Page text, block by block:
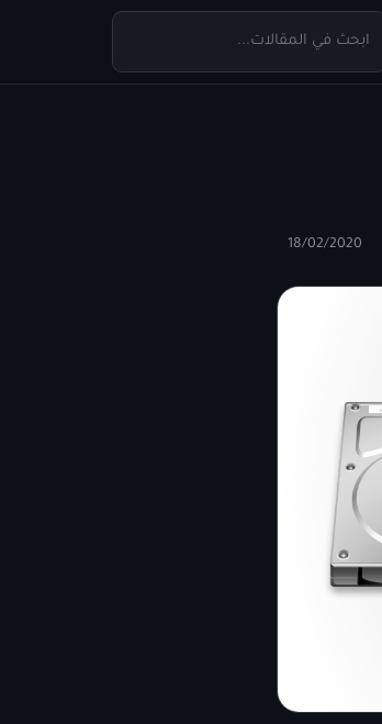
18/02/2020